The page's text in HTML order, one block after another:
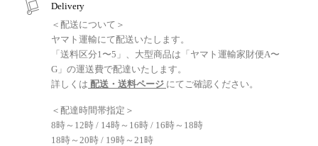
Delivery
＜配送について＞
ヤマト運輸にて配送いたします。
「送料区分1〜5」、大型商品は「ヤマト運輸家財便A〜
G」の運送費で配達いたします。
詳しくは 配送・送料ページ にてご確認ください。
＜配達時間帯指定＞
8時～12時 / 14時～16時 / 16時～18時
18時～20時 / 19時～21時